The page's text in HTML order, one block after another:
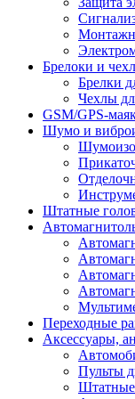
Брелоки и
Брелки
Чехлы
GSM/GPS-
Шумо и
Штатные
Переходные
Аксессуары,
Пульты
Штатные